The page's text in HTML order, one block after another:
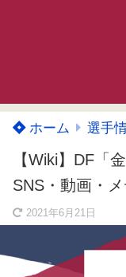
ホーム 選手
【Wiki】DF「
SNS・動画・
2021年6月21日